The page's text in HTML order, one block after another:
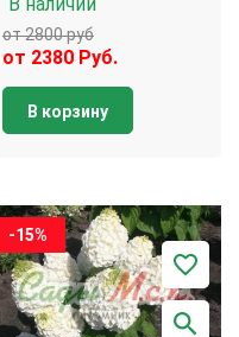
от 2800 руб
от 2380 Руб.
В корзину
-15%